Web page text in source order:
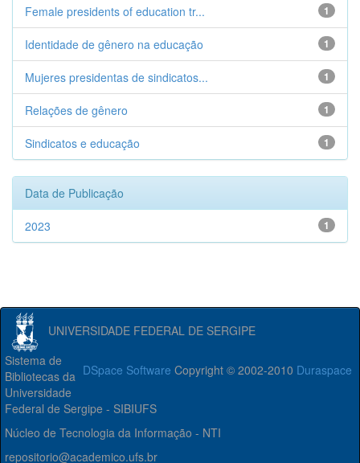
1
Female presidents of education tr...
1
Identidade de gênero na educação
1
Mujeres presidentas de sindicatos...
1
Relações de gênero
1
Sindicatos e educação
Data de Publicação
1
2023
UNIVERSIDADE FEDERAL DE SERGIPE
DSpace Software Copyright © 2002-2010 Duraspace
Sistema de
Bibliotecas da
Universidade
Federal de Sergipe - SIBIUFS
Núcleo de Tecnologia da Informação - NTI
repositorio@academico.ufs.br